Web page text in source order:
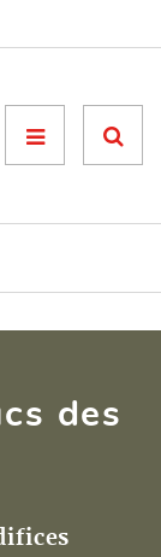
Menu

des